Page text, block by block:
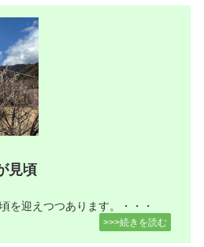
見頃
を迎えつつあります。・・・
>>>続きを読む